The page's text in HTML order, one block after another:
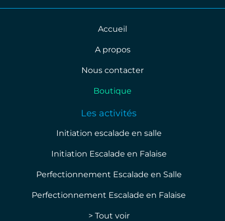
Accueil
A propos
Nous contacter
Boutique
Les activités
Initiation escalade en salle
Initiation Escalade en Falaise
Perfectionnement Escalade en Salle
Perfectionnement Escalade en Falaise
> Tout voir